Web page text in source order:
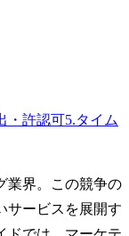
・許認可5.タイム
業界。この競争の
サービスを展開す